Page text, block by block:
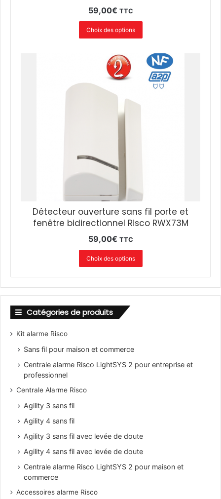
59,00€ TTC
Choix des options
Détecteur ouverture sans fil porte et
fenêtre bidirectionnel Risco RWX73M
59,00€ TTC
Choix des options
Catégories de produits
Kit alarme Risco
Sans fil pour maison et commerce
Centrale alarme Risco LightSYS 2 pour entreprise et
professionnel
Centrale Alarme Risco
Agility 3 sans fil
Agility 4 sans fil
Agility 3 sans fil avec levée de doute
Agility 4 sans fil avec levée de doute
Centrale alarme Risco LightSYS 2 pour maison et
commerce
Accessoires alarme Risco